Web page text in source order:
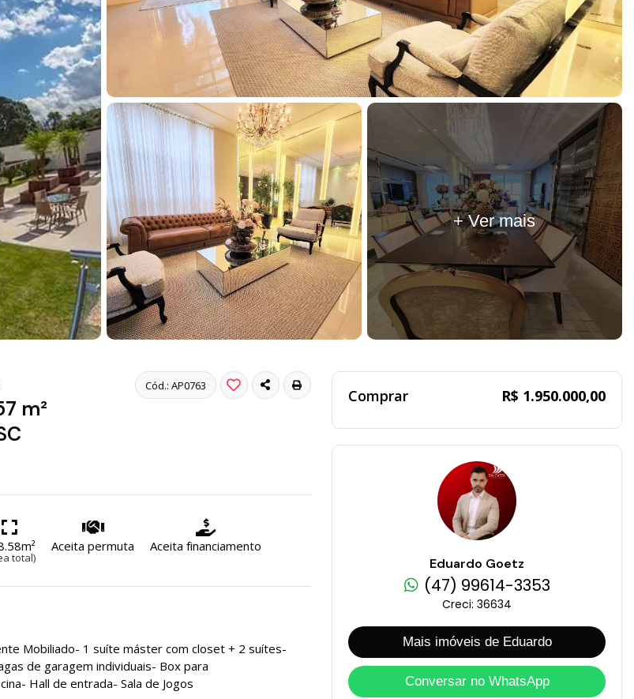
+ Ver mais
Cód.: AP0763
m²
total)
Aceita permuta Aceita financiamento
Mobiliado- 1 suíte máster com closet + 2 suítes-
de garagem individuais- Box para
Hall de entrada- Sala de Jogos
Comprar R$ 1.950.000,00
Eduardo Goetz
(47) 99614-3353
Creci: 36634
Mais imóveis de Eduardo
Conversar no WhatsApp